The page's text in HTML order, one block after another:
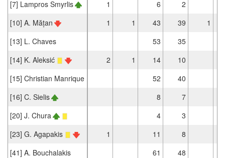
[7] Lampros Smyrlis 1 6
2
[10] A. Mățan
1 1 43 39
1
[13] L. Chaves
53
35
[14] K. Aleksić
2 1 14
10
[15] Christian Manrique
52
40
[16] C. Sielis
8
7
[20] J. Chura
4
3
[23] G. Agapakis
1 11
8
[41] A. Bouchalakis
61
48